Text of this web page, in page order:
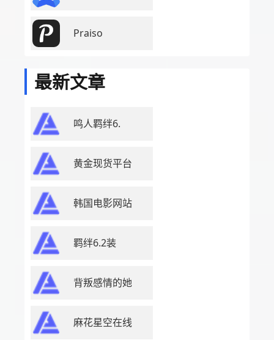
Praiso
最新文章
鸣人羁绊6.
黄金现货平台
韩国电影网站
羁绊6.2装
背叛感情的她
麻花星空在线